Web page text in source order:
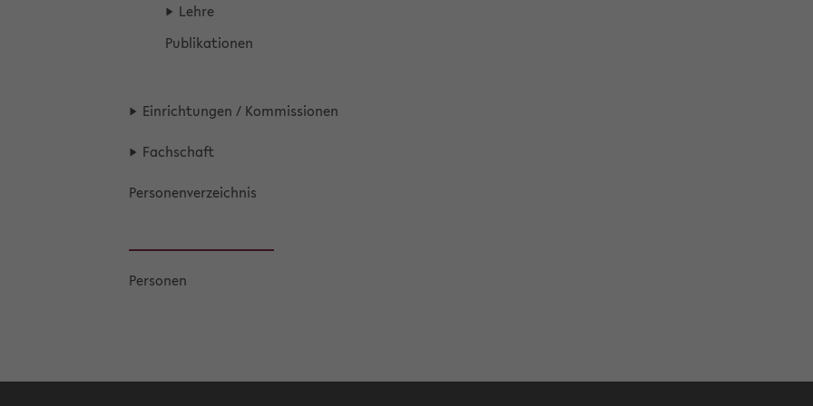
Lehre
Pu­bli­ka­tio­nen
Ein­rich­tun­gen / Kom­mis­sio­nen
Fach­schaft
Per­so­nen­ver­zeich­nis
Per­so­nen